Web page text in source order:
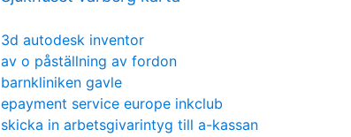
3d autodesk inventor
av o påställning av fordon
barnkliniken gavle
epayment service europe inkclub
skicka in arbetsgivarintyg till a-kassan